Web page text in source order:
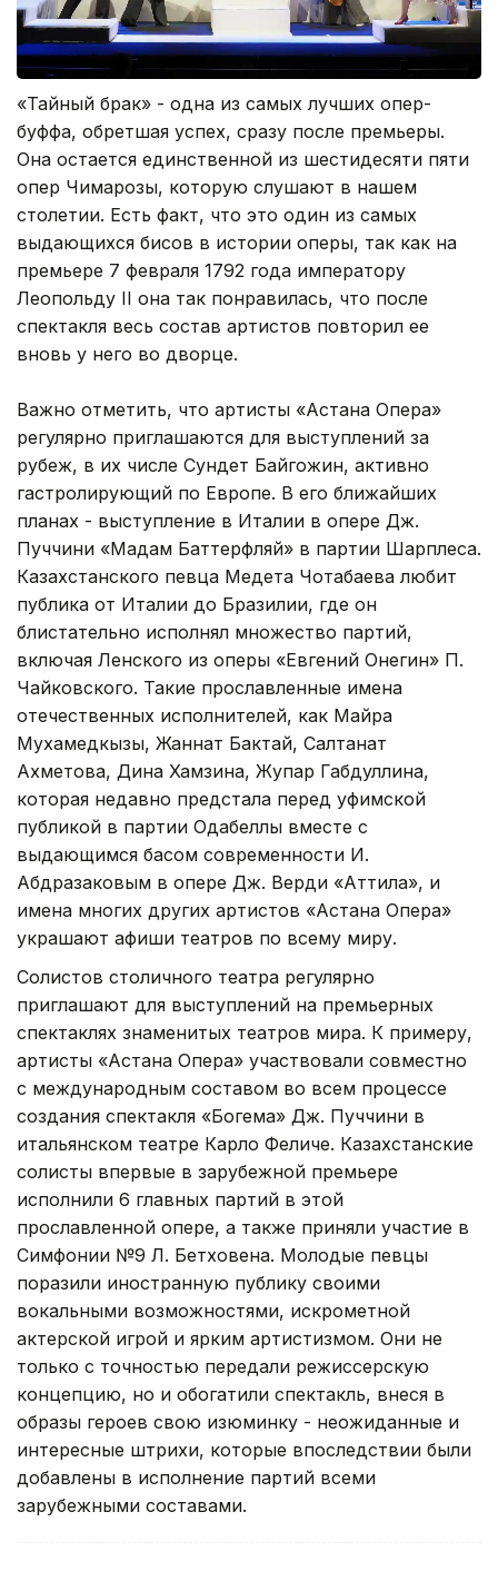
«Тайный брак» - одна из самых лучших опер-
буффа, обретшая успех, сразу после премьеры.
Она остается единственной из шестидесяти пяти
опер Чимарозы, которую слушают в нашем
столетии. Есть факт, что это один из самых
выдающихся бисов в истории оперы, так как на
премьере 7 февраля 1792 года императору
Леопольду II она так понравилась, что после
спектакля весь состав артистов повторил ее
вновь у него во дворце.
Важно отметить, что артисты «Астана Опера»
регулярно приглашаются для выступлений за
рубеж, в их числе Сундет Байгожин, активно
гастролирующий по Европе. В его ближайших
планах - выступление в Италии в опере Дж.
Пуччини «Мадам Баттерфляй» в партии Шарплеса.
Казахстанского певца Медета Чотабаева любит
публика от Италии до Бразилии, где он
блистательно исполнял множество партий,
включая Ленского из оперы «Евгений Онегин» П.
Чайковского. Такие прославленные имена
отечественных исполнителей, как Майра
Мухамедкызы, Жаннат Бактай, Салтанат
Ахметова, Дина Хамзина, Жупар Габдуллина,
которая недавно предстала перед уфимской
публикой в партии Одабеллы вместе с
выдающимся басом современности И.
Абдразаковым в опере Дж. Верди «Аттила», и
имена многих других артистов «Астана Опера»
украшают афиши театров по всему миру.
Солистов столичного театра регулярно
приглашают для выступлений на премьерных
спектаклях знаменитых театров мира. К примеру,
артисты «Астана Опера» участвовали совместно
с международным составом во всем процессе
создания спектакля «Богема» Дж. Пуччини в
итальянском театре Карло Феличе. Казахстанские
солисты впервые в зарубежной премьере
исполнили 6 главных партий в этой
прославленной опере, а также приняли участие в
Симфонии №9 Л. Бетховена. Молодые певцы
поразили иностранную публику своими
вокальными возможностями, искрометной
актерской игрой и ярким артистизмом. Они не
только с точностью передали режиссерскую
концепцию, но и обогатили спектакль, внеся в
образы героев свою изюминку - неожиданные и
интересные штрихи, которые впоследствии были
добавлены в исполнение партий всеми
зарубежными составами.